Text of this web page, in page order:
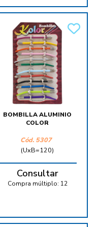
BOMBILLA ALUMINIO
COLOR
Cód. 5307
(UxB=120)
Consultar
Compra múltiplo: 12